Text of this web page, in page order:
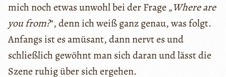
mich noch etwas unwohl bei der Frage „Where are
you from?“, denn ich weiß ganz genau, was folgt.
Anfangs ist es amüsant, dann nervt es und
schließlich gewöhnt man sich daran und lässt die
Szene ruhig über sich ergehen.